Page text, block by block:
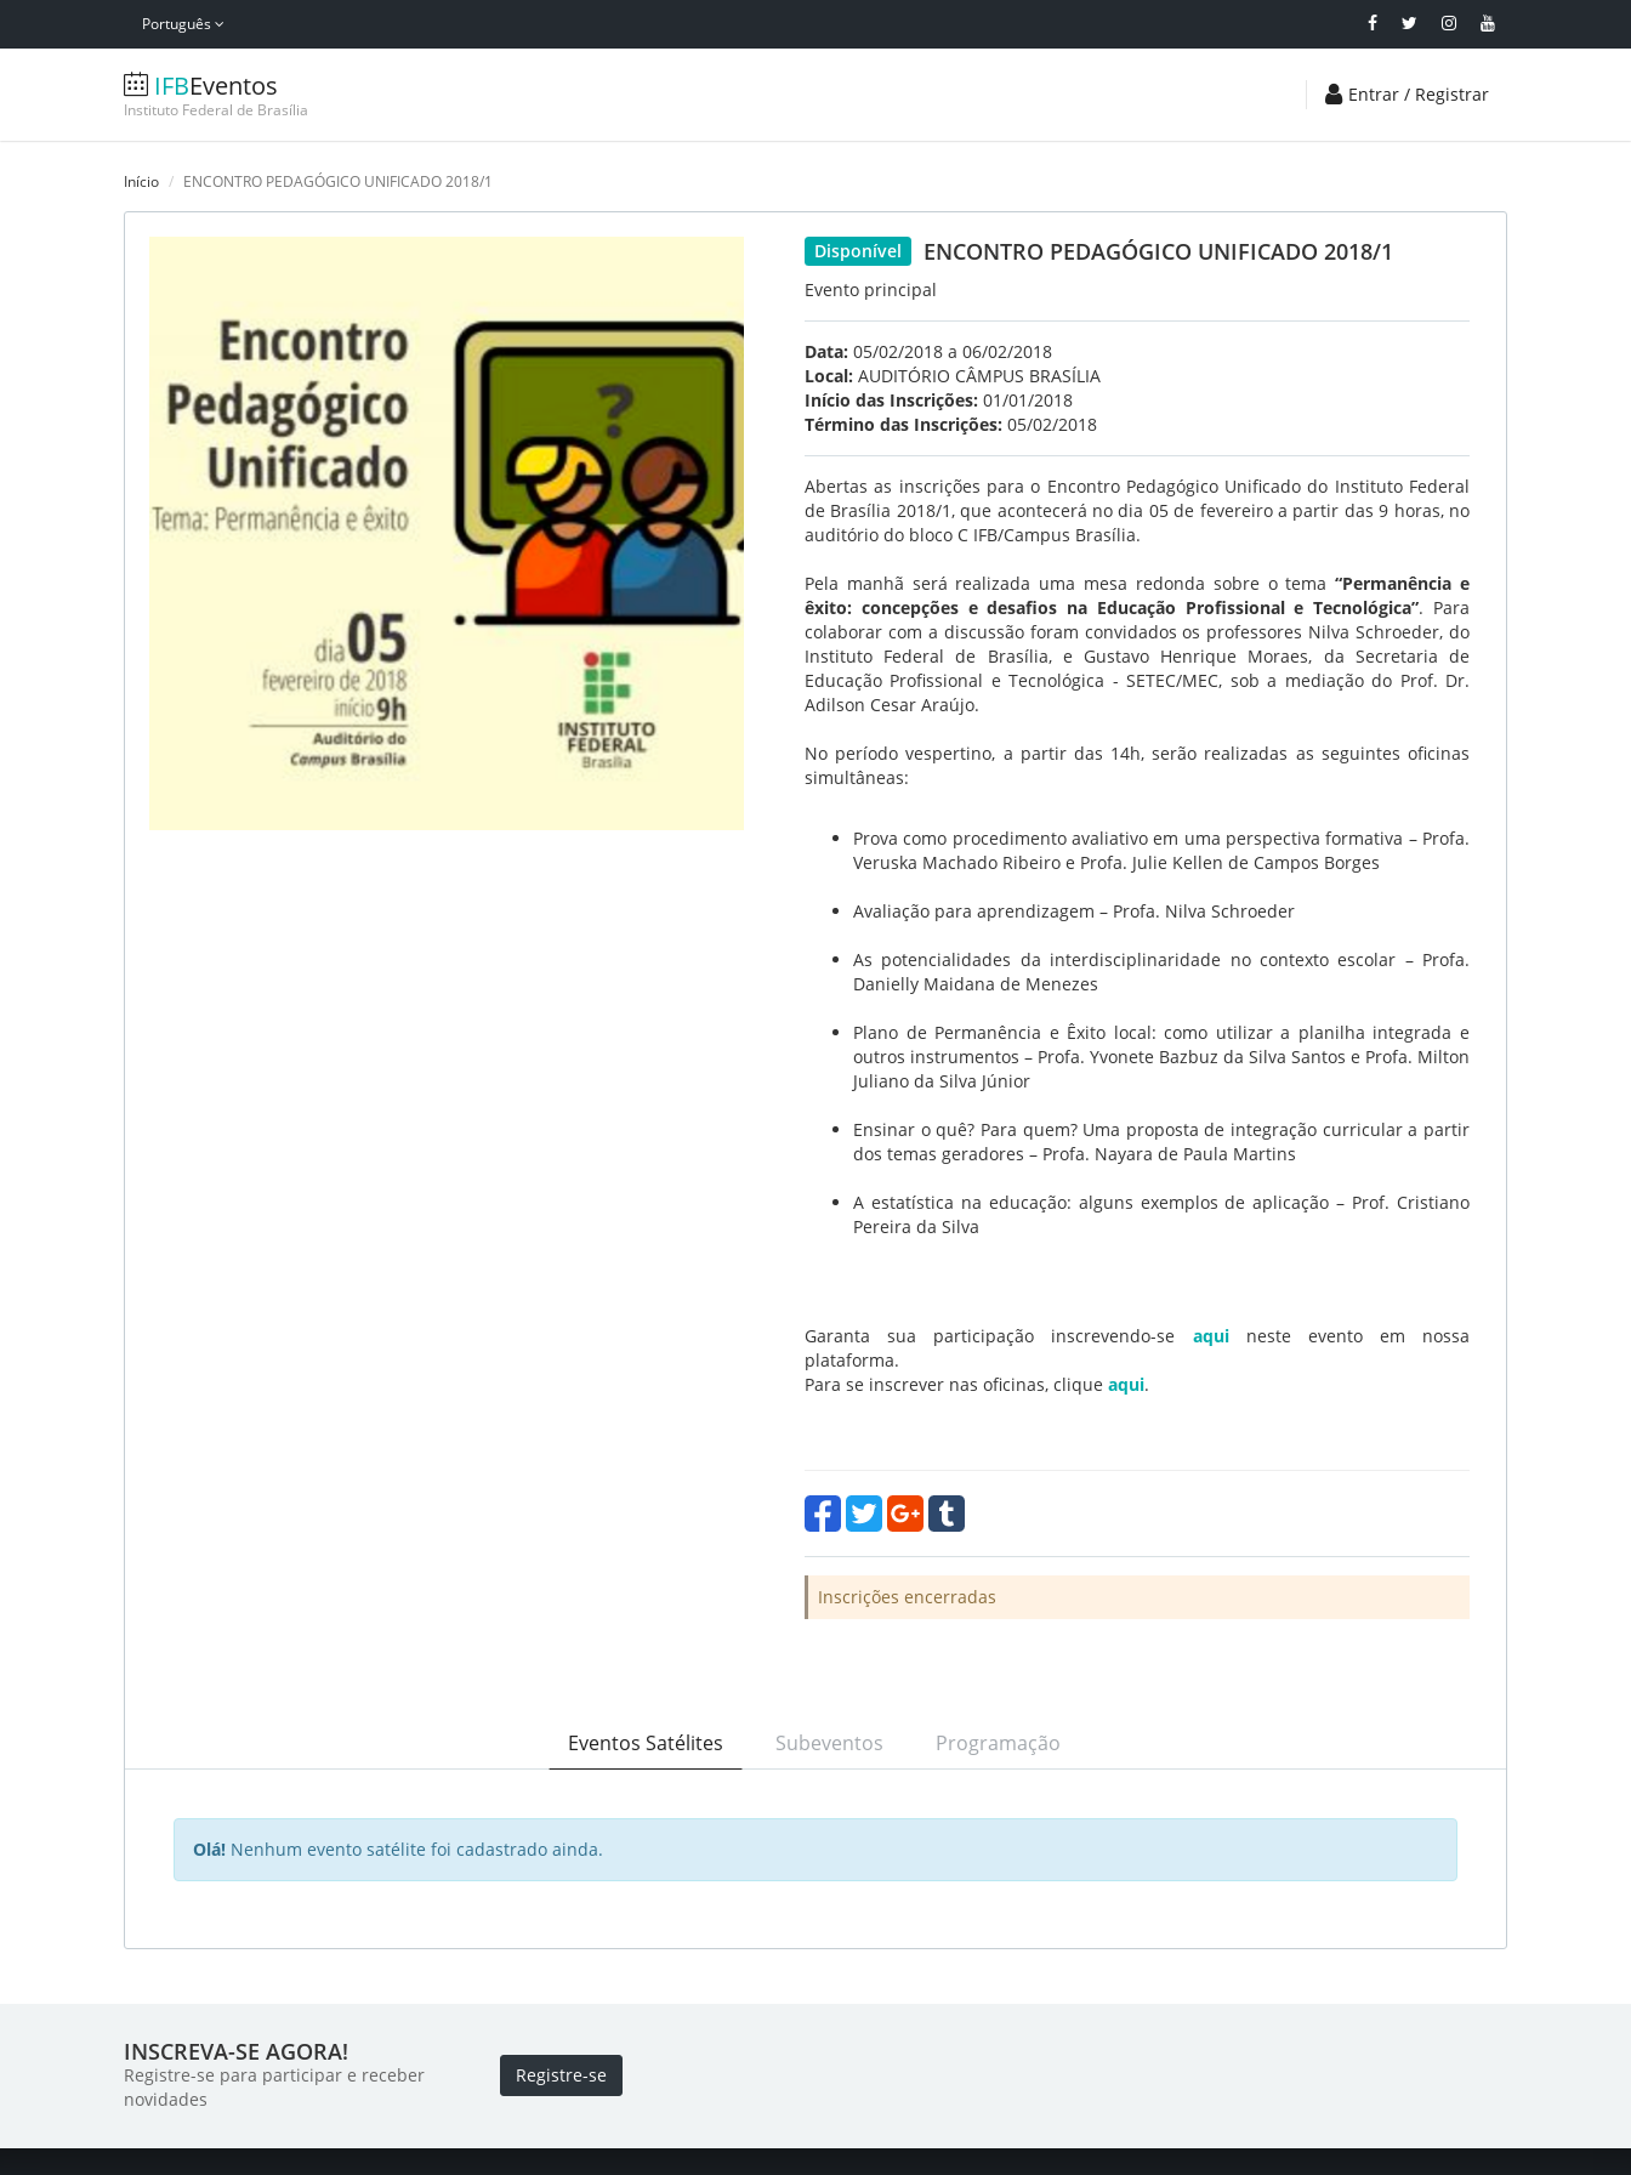
Português
IFBEventos
Instituto Federal de Brasília
Entrar / Registrar
Início ENCONTRO PEDAGÓGICO UNIFICADO 2018/1
Disponível ENCONTRO PEDAGÓGICO UNIFICADO 2018/1
Evento principal
Data: 05/02/2018 a 06/02/2018
Local: AUDITÓRIO CÂMPUS BRASÍLIA
Início das Inscrições: 01/01/2018
Término das Inscrições: 05/02/2018
Abertas as inscrições para o Encontro Pedagógico Unificado do Instituto Federal
de Brasília 2018/1, que acontecerá no dia 05 de fevereiro a partir das 9 horas, no
auditório do bloco C IFB/Campus Brasília.
Pela manhã será realizada uma mesa redonda sobre o tema“Permanência e
êxito: concepções e desafios na Educação Profissional e Tecnológica”. Para
colaborar com a discussão foram convidados os professores Nilva Schroeder, do
Instituto Federal de Brasília, e Gustavo Henrique Moraes, da Secretaria de
Educação Profissional e Tecnológica - SETEC/MEC, sob a mediação do Prof. Dr.
Adilson Cesar Araújo.
No período vespertino, a partir das 14h, serão realizadas as seguintes oficinas
simultâneas:
Prova como procedimento avaliativo em uma perspectiva formativa – Profa.
Veruska Machado Ribeiro e Profa. Julie Kellen de Campos Borges
Avaliação para aprendizagem – Profa. Nilva Schroeder
As potencialidades da interdisciplinaridade no contexto escolar – Profa.
Danielly Maidana de Menezes
Plano de Permanência e Êxito local: como utilizar a planilha integrada e
outros instrumentos – Profa. Yvonete Bazbuz da Silva Santos e Profa. Milton
Juliano da Silva Júnior
Ensinar o quê? Para quem? Uma proposta de integração curricular a partir
dos temas geradores – Profa. Nayara de Paula Martins
A estatística na educação: alguns exemplos de aplicação – Prof. Cristiano
Pereira da Silva
Garanta sua participação inscrevendo-se aquineste evento em nossa
plataforma.
Para se inscrever nas oficinas, clique aqui.
Inscrições encerradas
Eventos Satélites Subeventos Programação
Olá! Nenhum evento satélite foi cadastrado ainda.
INSCREVA-SE AGORA!
Registre-se para participar e receber
novidades
Registre-se